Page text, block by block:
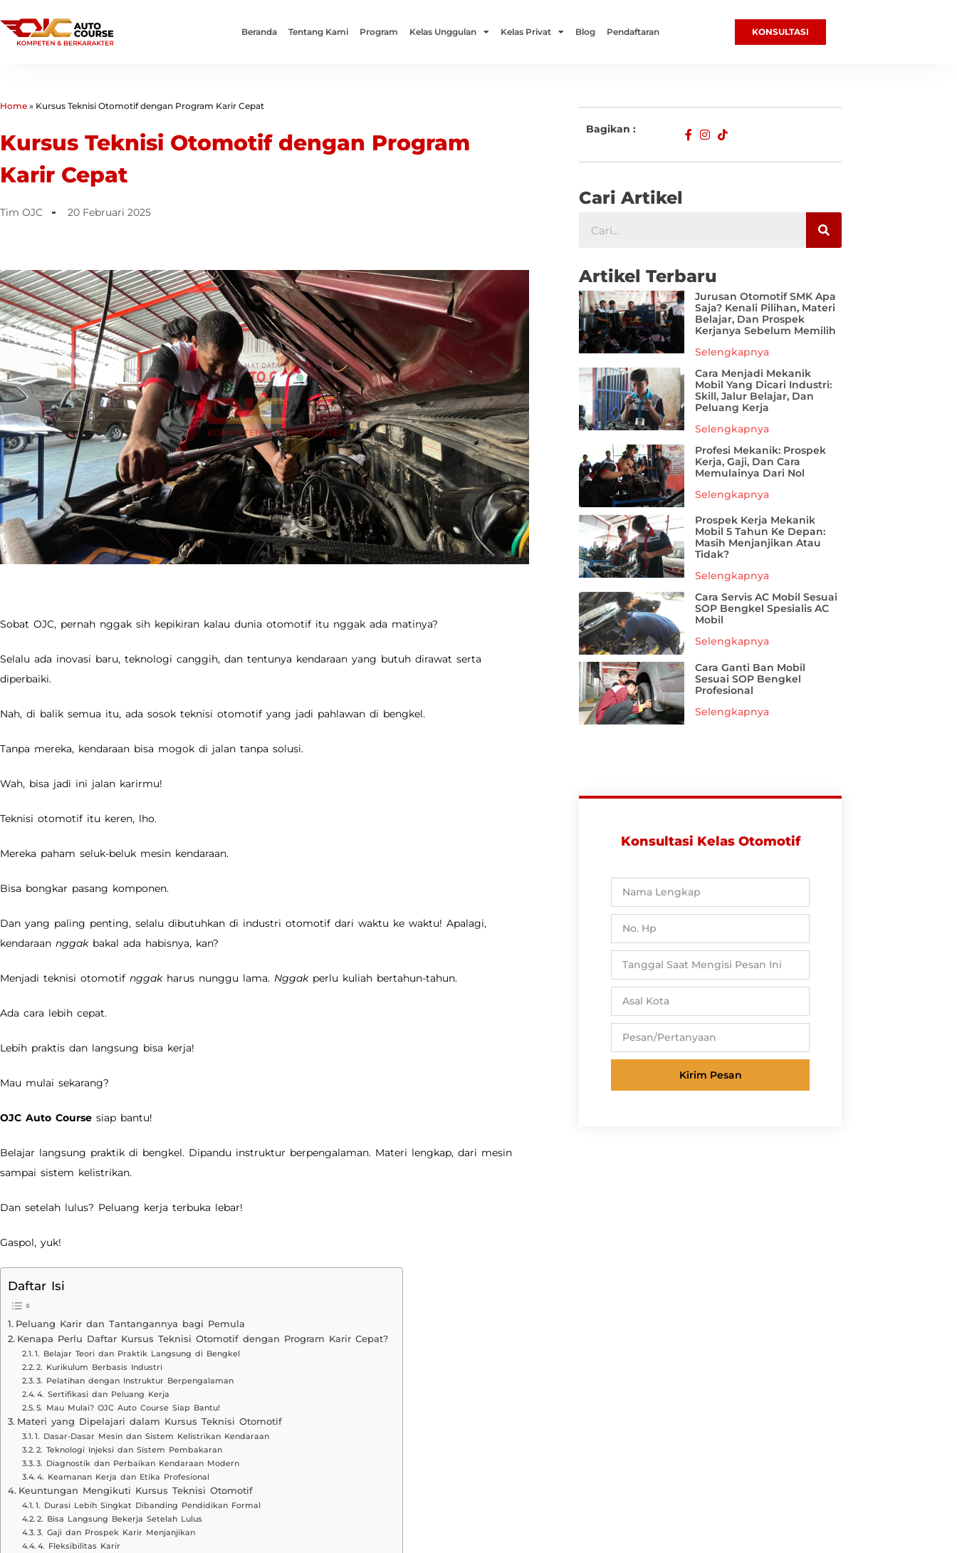
Beranda Tentang Kami Program Kelas Unggulan Kelas Privat Blog Pendaftaran KONSULTASI
Home » Kursus Teknisi Otomotif dengan Program Karir Cepat
Kursus Teknisi Otomotif dengan Program
Karir Cepat
Tim OJC 20 Februari 2025
Sobat OJC, pernah nggak sih kepikiran kalau dunia otomotif itu nggak ada matinya?
Selalu ada inovasi baru, teknologi canggih, dan tentunya kendaraan yang butuh dirawat serta
diperbaiki.
Nah, di balik semua itu, ada sosok teknisi otomotif yang jadi pahlawan di bengkel.
Tanpa mereka, kendaraan bisa mogok di jalan tanpa solusi.
Wah, bisa jadi ini jalan karirmu!
Teknisi otomotif itu keren, lho.
Mereka paham seluk-beluk mesin kendaraan.
Bisa bongkar pasang komponen.
Dan yang paling penting, selalu dibutuhkan di industri otomotif dari waktu ke waktu! Apalagi,
kendaraan nggak bakal ada habisnya, kan?
Menjadi teknisi otomotif nggak harus nunggu lama. Nggak perlu kuliah bertahun-tahun.
Ada cara lebih cepat.
Lebih praktis dan langsung bisa kerja!
Mau mulai sekarang?
OJC Auto Course siap bantu!
Belajar langsung praktik di bengkel. Dipandu instruktur berpengalaman. Materi lengkap, dari mesin
sampai sistem kelistrikan.
Dan setelah lulus? Peluang kerja terbuka lebar!
Gaspol, yuk!
Daftar Isi
Peluang Karir dan Tantangannya bagi Pemula
Kenapa Perlu Daftar Kursus Teknisi Otomotif dengan Program Karir Cepat?
1. Belajar Teori dan Praktik Langsung di Bengkel
2. Kurikulum Berbasis Industri
3. Pelatihan dengan Instruktur Berpengalaman
4. Sertifikasi dan Peluang Kerja
5. Mau Mulai? OJC Auto Course Siap Bantu!
Materi yang Dipelajari dalam Kursus Teknisi Otomotif
1. Dasar-Dasar Mesin dan Sistem Kelistrikan Kendaraan
2. Teknologi Injeksi dan Sistem Pembakaran
3. Diagnostik dan Perbaikan Kendaraan Modern
4. Keamanan Kerja dan Etika Profesional
Keuntungan Mengikuti Kursus Teknisi Otomotif
1. Durasi Lebih Singkat Dibanding Pendidikan Formal
2. Bisa Langsung Bekerja Setelah Lulus
3. Gaji dan Prospek Karir Menjanjikan
4. Fleksibilitas Karir
Bagikan :
Cari Artikel
Artikel Terbaru
Jurusan Otomotif SMK Apa
Saja? Kenali Pilihan, Materi
Belajar, Dan Prospek
Kerjanya Sebelum Memilih
Selengkapnya
Cara Menjadi Mekanik
Mobil Yang Dicari Industri:
Skill, Jalur Belajar, Dan
Peluang Kerja
Selengkapnya
Profesi Mekanik: Prospek
Kerja, Gaji, Dan Cara
Memulainya Dari Nol
Selengkapnya
Prospek Kerja Mekanik
Mobil 5 Tahun Ke Depan:
Masih Menjanjikan Atau
Tidak?
Selengkapnya
Cara Servis AC Mobil Sesuai
SOP Bengkel Spesialis AC
Mobil
Selengkapnya
Cara Ganti Ban Mobil
Sesuai SOP Bengkel
Profesional
Selengkapnya
Konsultasi Kelas Otomotif
Kirim Pesan